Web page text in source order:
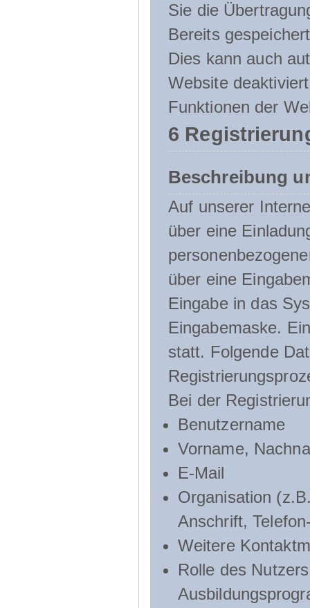
Sie die
Bereits
Dies kann auch
Website
Funktionen der
6
Beschreibung
Auf unserer
über eine
über eine
Eingabe in das
Eingabemaske.
statt. Folgende
Bei der
Benutzername
Vorname,
E-Mail
Organisation
Anschrift,
Weitere
Rolle des